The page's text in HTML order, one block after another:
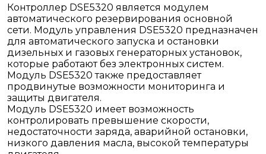
Контроллер DSE5320 является модулем
автоматического резервирования основной
сети. Модуль управления DSE5320 предназначен
для автоматического запуска и остановки
дизельных и газовых генераторных установок,
которые работают без электронных систем.
Модуль DSE5320 также предоставляет
продвинутые возможности мониторинга и
защиты двигателя.
Модуль DSE5320 имеет возможность
контролировать превышение скорости,
недостаточности заряда, аварийной остановки,
низкого давления масла, высокой температуры